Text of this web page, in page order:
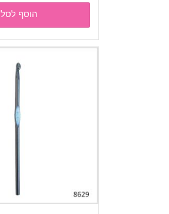
הוסף לסל